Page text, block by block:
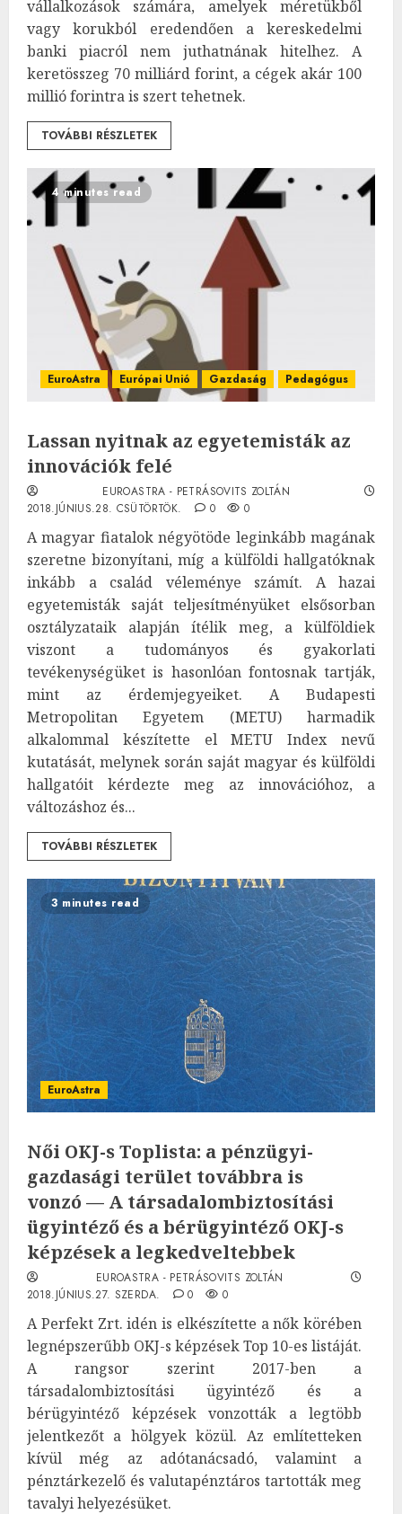
vállalkozások számára, amelyek méretükből
vagy korukból eredendően a kereskedelmi
banki piacról nem juthatnának hitelhez. A
keretösszeg 70 milliárd forint, a cégek akár 100
millió forintra is szert tehetnek.
TOVÁBBI RÉSZLETEK
4 minutes read
EuroAstra Európai Unió Gazdaság Pedagógus
Lassan nyitnak az egyetemisták az
innovációk felé
EUROASTRA - PETRÁSOVITS ZOLTÁN
2018.JÚNIUS.28. CSÜTÖRTÖK.
0 0
A magyar fiatalok négyötöde leginkább magának
szeretne bizonyítani, míg a külföldi hallgatóknak
inkább a család véleménye számít. A hazai
egyetemisták saját teljesítményüket elsősorban
osztályzataik alapján ítélik meg, a külföldiek
viszont a tudományos és gyakorlati
tevékenységüket is hasonlóan fontosnak tartják,
mint az érdemjegyeiket. A Budapesti
Metropolitan Egyetem (METU) harmadik
alkalommal készítette el METU Index nevű
kutatását, melynek során saját magyar és külföldi
hallgatóit kérdezte meg az innovációhoz, a
változáshoz és...
TOVÁBBI RÉSZLETEK
3 minutes read
EuroAstra
Női OKJ-s Toplista: a pénzügyi-
gazdasági terület továbbra is
vonzó — A társadalombiztosítási
ügyintéző és a bérügyintéző OKJ-s
képzések a legkedveltebbek
EUROASTRA - PETRÁSOVITS ZOLTÁN
2018.JÚNIUS.27. SZERDA.
0 0
A Perfekt Zrt. idén is elkészítette a nők körében
legnépszerűbb OKJ-s képzések Top 10-es listáját.
A rangsor szerint 2017-ben a
társadalombiztosítási ügyintéző és a
bérügyintéző képzések vonzották a legtöbb
jelentkezőt a hölgyek közül. Az említetteken
kívül még az adótanácsadó, valamint a
pénztárkezelő és valutapénztáros tartották meg
tavalyi helyezésüket.